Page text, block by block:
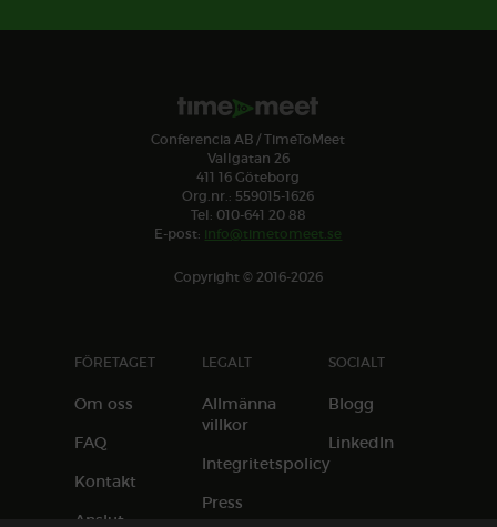
Conferencia AB / TimeToMeet
Vallgatan 26
411 16 Göteborg
Org.nr.: 559015-1626
Tel: 010-641 20 88
E-post: info@timetomeet.se
Copyright © 2016-2026
FÖRETAGET
Om oss
FAQ
Kontakt
Anslut
LEGALT
Allmänna
villkor
Integritetspolicy
Press
SOCIALT
Blogg
LinkedIn